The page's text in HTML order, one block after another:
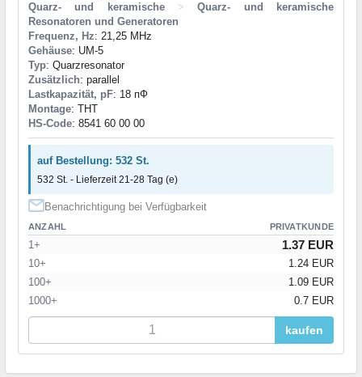
Quarz- und keramische
>
Quarz- und keramische
Resonatoren und Generatoren
Frequenz, Hz: 21,25 MHz
Gehäuse: UM-5
Typ: Quarzresonator
Zusätzlich: parallel
Lastkapazität, pF: 18 пФ
Montage: THT
HS-Code: 8541 60 00 00
auf Bestellung: 532 St.
532 St. - Lieferzeit 21-28 Tag (e)
Benachrichtigung bei Verfügbarkeit
ANZAHL PRIVATKUNDE
1+ 1.37 EUR
10+
1.24 EUR
100+
1.09 EUR
1000+
0.7 EUR
kaufen